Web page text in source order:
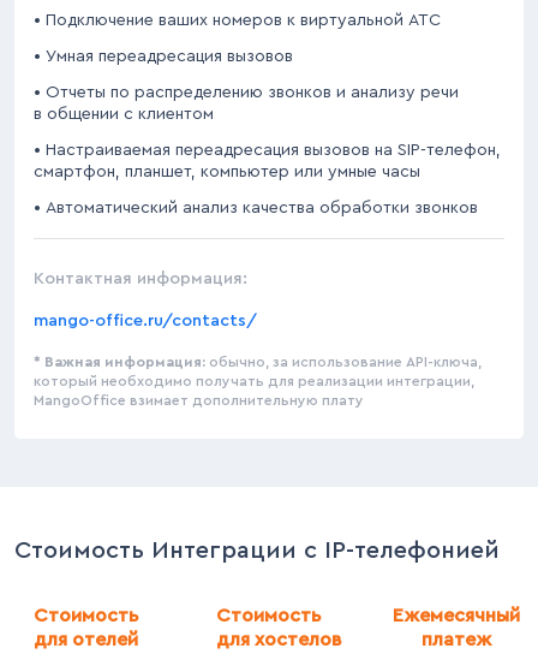
• Подключение ваших номеров к виртуальной АТС
• Умная переадресация вызовов
• Отчеты по распределению звонков и анализу речи
в общении с клиентом
• Настраиваемая переадресация вызовов на SIP-телефон,
смартфон, планшет, компьютер или умные часы
• Автоматический анализ качества обработки звонков
Контактная информация:
mango-office.ru/contacts/
* Важная информация: обычно, за использование API-ключа,
который необходимо получать для реализации интеграции,
MangoOffice взимает дополнительную плату
Стоимость Интеграции с IP-телефонией
Стоимость
для отелей
Стоимость
для хостелов
Ежемесячный
платеж